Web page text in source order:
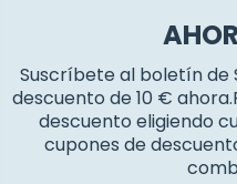
Suscríbete al boletín de
descuento de 10 €
descuento eligiendo
cupones de